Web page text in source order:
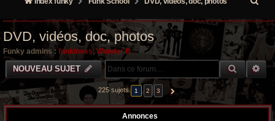
e
h
r
DVD, vidéos, doc, photos
Funky admins : funkiness, Wonder B
NOUVEAU SUJET
225 sujets 1 2 3 SUIVANTE
Annonces